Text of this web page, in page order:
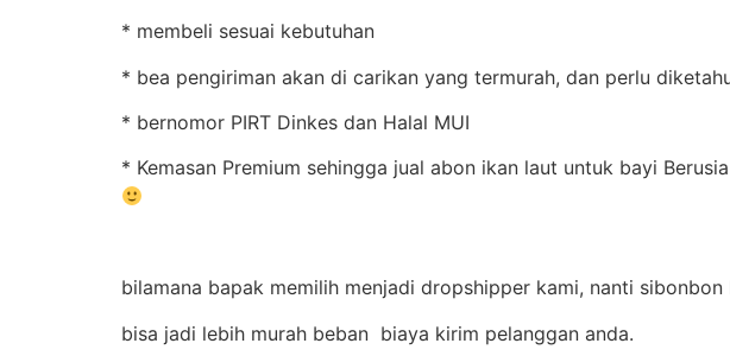
* membeli sesuai kebutuhan
* bea pengiriman akan di carikan yang termurah, dan perlu
* bernomor PIRT Dinkes dan Halal MUI
* Kemasan Premium sehingga jual abon ikan laut untuk bayi
bilamana bapak memilih menjadi dropshipper kami, nanti
bisa jadi lebih murah beban biaya kirim pelanggan anda.